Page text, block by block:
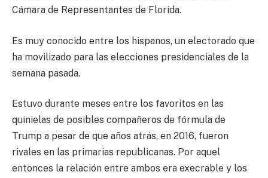
Cámara de Representantes de Florida.
Es muy conocido entre los hispanos, un electorado que
ha movilizado para las elecciones presidenciales de la
semana pasada.
Estuvo durante meses entre los favoritos en las
quinielas de posibles compañeros de fórmula de
Trump a pesar de que años atrás, en 2016, fueron
rivales en las primarias republicanas. Por aquel
entonces la relación entre ambos era execrable y los